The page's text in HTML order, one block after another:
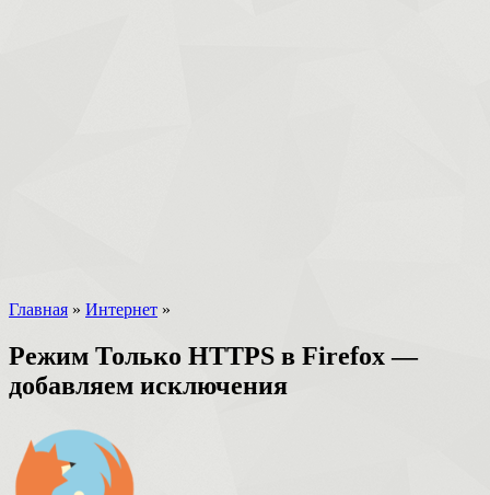
Главная » Интернет »
Режим Только HTTPS в Firefox —
добавляем исключения